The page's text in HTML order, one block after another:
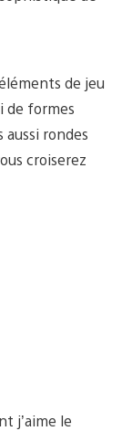
de jeu
de formes
rondes
croiserez
j’aime le